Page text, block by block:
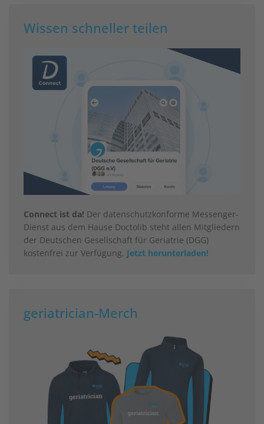
Wissen schneller teilen
Connect ist da! Der datenschutzkonforme Messenger-
Dienst aus dem Hause Doctolib steht allen Mitgliedern
der Deutschen Gesellschaft für Geriatrie (DGG)
kostenfrei zur Verfügung. Jetzt herunterladen!
geriatrician-Merch